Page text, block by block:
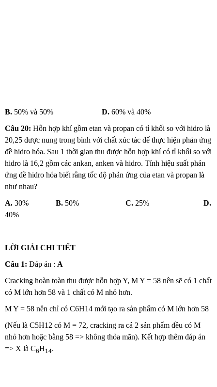
B. 50% và 50% D. 60% và 40%
Câu 20: Hỗn hợp khí gồm etan và propan có tỉ khối so với hidro là
20,25 được nung trong bình với chất xúc tác để thực hiện phản ứng
đề hidro hóa. Sau 1 thời gian thu được hỗn hợp khí có tỉ khối so với
hidro là 16,2 gồm các ankan, anken và hidro. Tính hiệu suất phản
ứng đề hidro hóa biết rằng tốc độ phản ứng của etan và propan là
như nhau?
A. 30% B. 50% C. 25% D.
40%
LỜI GIẢI CHI TIẾT
Câu 1: Đáp án : A
Cracking hoàn toàn thu được hỗn hợp Y, M Y = 58 nên sẽ có 1 chất
có M lớn hơn 58 và 1 chất có M nhỏ hơn.
M Y = 58 nên chỉ có C6H14 mới tạo ra sản phẩm có M lớn hơn 58
(Nếu là C5H12 có M = 72, cracking ra cả 2 sản phẩm đều có M
nhỏ hơn hoặc bằng 58 => không thỏa mãn). Kết hợp thêm đáp án
=> X là C6H14.